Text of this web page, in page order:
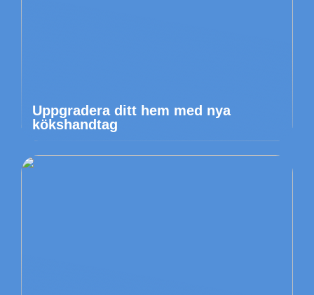
Uppgradera ditt hem med nya
kökshandtag